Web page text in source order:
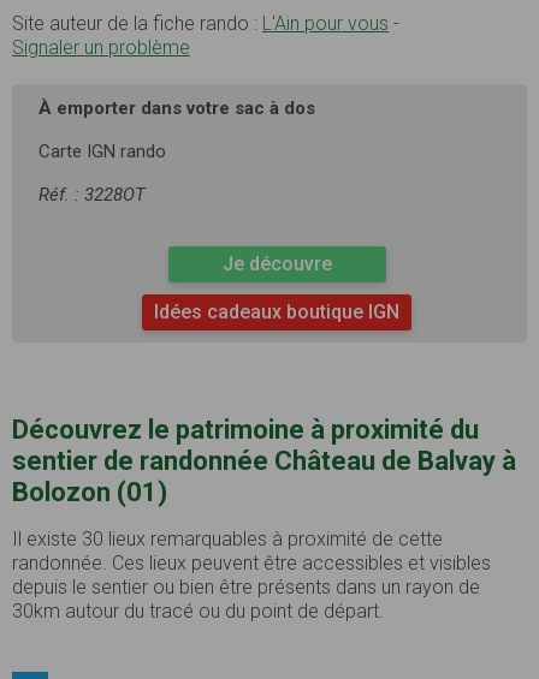
Site auteur de la fiche rando : L'Ain pour vous -
Signaler un problème
À emporter dans votre sac à dos
Carte IGN rando
Réf. : 3228OT
Je découvre
Idées cadeaux boutique IGN
Découvrez le patrimoine à proximité du
sentier de randonnée Château de Balvay à
Bolozon (01)
Il existe 30 lieux remarquables à proximité de cette
randonnée. Ces lieux peuvent être accessibles et visibles
depuis le sentier ou bien être présents dans un rayon de
30km autour du tracé ou du point de départ.